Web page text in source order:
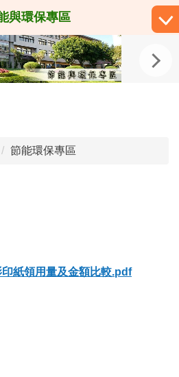
與環保專區
節能環保專區
紙領用量及金額比較.pdf